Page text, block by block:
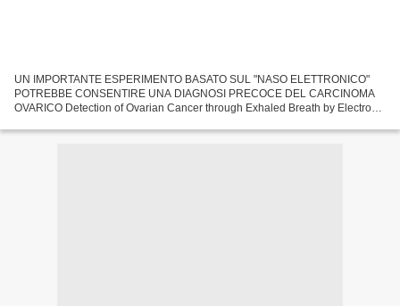
UN IMPORTANTE ESPERIMENTO BASATO SUL "NASO ELETTRONICO"
POTREBBE CONSENTIRE UNA DIAGNOSI PRECOCE DEL CARCINOMA
OVARICO Detection of Ovarian Cancer through Exhaled Breath by Electronic